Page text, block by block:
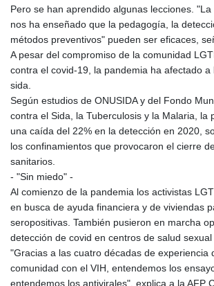
MKD 61.52518
MMK
MNT
MOP 9.324769
MRU
MVR
MWK
MXN
MYR 4.720486
NGN
NIO 42.466857
NOK
NPR
NZD 1.961533
OMR 0.443831
Pero se han aprendido algunas lecciones.
nos ha enseñado que la pedagogía, la
métodos preventivos" pueden ser eficaces,
A pesar del compromiso de la comunidad
contra el covid-19, la pandemia ha afectado a
sida.
Según estudios de ONUSIDA y del Fondo
contra el Sida, la Tuberculosis y la Malaria, la
una caída del 22% en la detección en 2020,
los confinamientos que provocaron el cierre
sanitarios.
- "Sin miedo" -
Al comienzo de la pandemia los activistas
en busca de ayuda financiera y de viviendas
seropositivas. También pusieron en marcha
detección de covid en centros de salud sexual
"Gracias a las cuatro décadas de experiencia
comunidad con el VIH, entendemos los
entendemos los antivirales", explica a la AFP